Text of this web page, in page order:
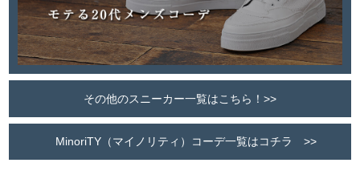
その他のスニーカー一覧はこちら！>>
MinoriTY（マイノリティ）コーデ一覧はコチラ >>